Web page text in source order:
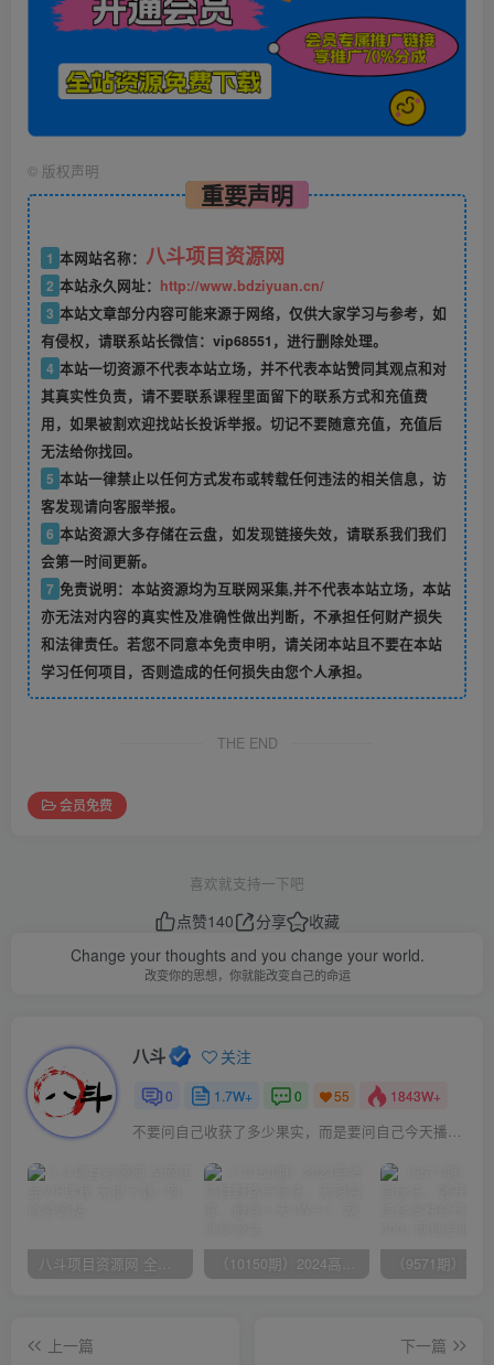
© 版权声明
重要声明
1 本网站名称： 八斗项目资源网
2 本站永久网址： http://www.bdziyuan.cn/
3 本站文章部分内容可能来源于网络，仅供大家学习与参考，如
有侵权，请联系站长微信：vip68551，进行删除处理。
4 本站一切资源不代表本站立场，并不代表本站赞同其观点和对
其真实性负责，请不要联系课程里面留下的联系方式和充值费
用，如果被割欢迎找站长投诉举报。切记不要随意充值，充值后
无法给你找回。
5 本站一律禁止以任何方式发布或转载任何违法的相关信息，访
客发现请向客服举报。
6 本站资源大多存储在云盘，如发现链接失效，请联系我们我们
会第一时间更新。
7 免责说明：本站资源均为互联网采集,并不代表本站立场，本站
亦无法对内容的真实性及准确性做出判断，不承担任何财产损失
和法律责任。若您不同意本免责申明，请关闭本站且不要在本站
学习任何项目，否则造成的任何损失由您个人承担。
THE END
会员免费
喜欢就支持一下吧
点赞140 分享
收藏
Change your thoughts and you change your world.
改变你的思想，你就能改变自己的命运
八斗 关注
0 1.7W+ 0 55 1843W+
不要问自己收获了多少果实，而是要问自己今天播种了多少种子
八斗项目资源网 全网正品VIP课程 无损下载~ （10150期）2024高考项目野路子玩法，无限裂变，最高一天1W＋！
上一篇
下一篇